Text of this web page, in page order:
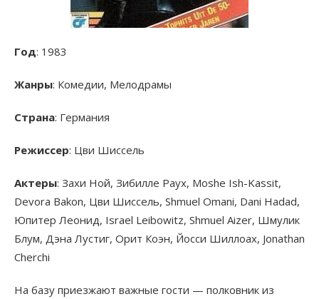
Год: 1983
Жанры: Комедии, Мелодрамы
Страна: Германия
Режиссер: Цви Шиссель
Актеры: Захи Ной, Зибилле Раух, Moshe Ish-Kassit,
Devora Bakon, Цви Шиссель, Shmuel Omani, Dani Hadad,
Юпитер Леонид, Israel Leibowitz, Shmuel Aizer, Шмулик
Блум, Дэна Лустиг, Орит Коэн, Йосси Шиллоах, Jonathan
Cherchi
На базу приезжают важные гости — полковник из